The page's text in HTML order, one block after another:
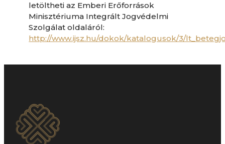
letöltheti az Emberi Erőforrások
Minisztériuma Integrált Jogvédelmi
Szolgálat oldaláról:
http://www.ijsz.hu/dokok/katalogusok/3/